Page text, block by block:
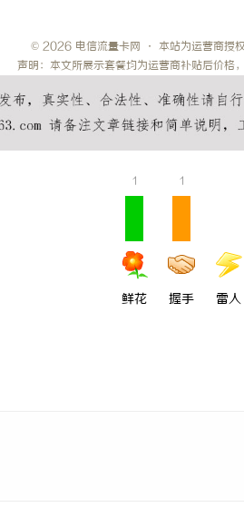
© 2026 电信流量卡网 · 本站为运营商授
声明：本文所展示套餐均为运营商补贴后价格
1
鲜花
1
握手 雷人